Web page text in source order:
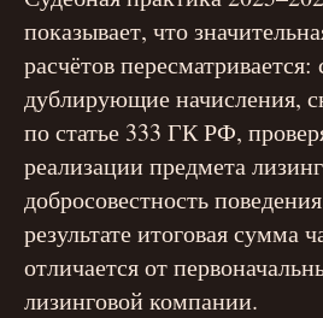
показывает, что
расчётов
дублирующие начисления,
по статье 333 ГК РФ,
реализации предмета
добросовестность
результате итоговая сумма
отличается от
лизинговой компании.